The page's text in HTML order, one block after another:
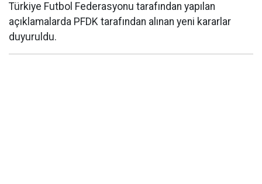
Türkiye Futbol Federasyonu tarafından yapılan
açıklamalarda PFDK tarafından alınan yeni kararlar
duyuruldu.